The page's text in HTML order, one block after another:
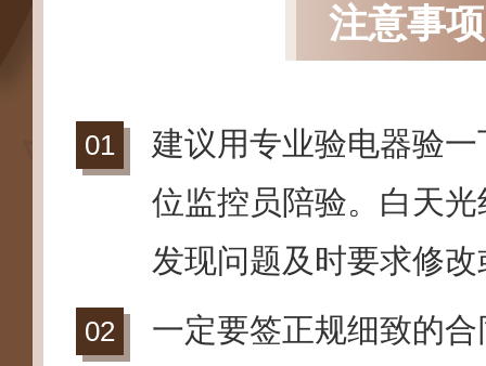
注意事项
建议用专业验电器验
位监控员陪验。白天
发现问题及时要求修
一定要签正规细致的